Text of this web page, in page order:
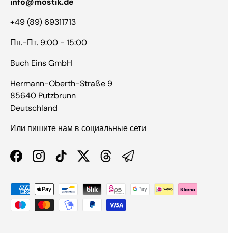
+49 (89) 69311713
Пн.-Пт. 9:00 - 15:00
Buch Eins GmbH
Hermann-Oberth-Straße 9
85640 Putzbrunn
Deutschland
Или пишите нам в социальные сети
FacebookInstagramTikTokTwitterThreads
Способы оплаты